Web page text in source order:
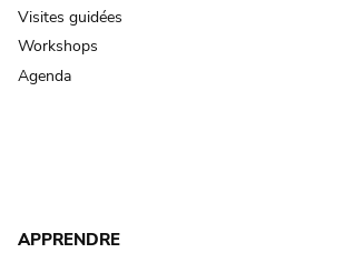
Visites guidées
Workshops
Agenda
APPRENDRE